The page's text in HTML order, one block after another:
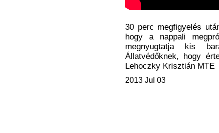
30 perc megfigyelés
hogy a nappali
megnyugtatja kis
Állatvédőknek, hogy
Lehoczky Krisztián MTE
2013 Jul 03